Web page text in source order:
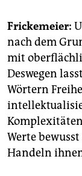
Frickemeier:
nach dem
mit
Deswegen
Wörtern
Werte
Handeln